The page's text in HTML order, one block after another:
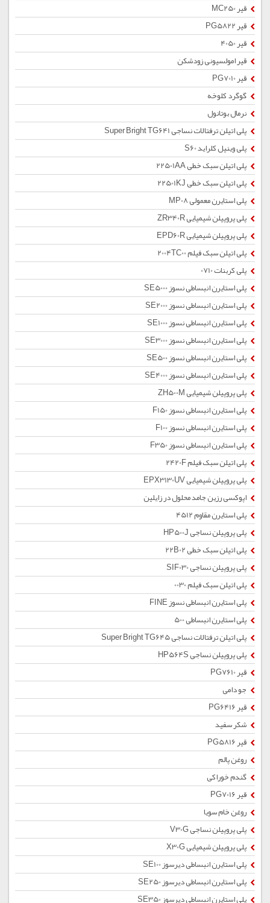
قیر MC250
قیر PG5822
قیر 4050
قیر امولسیونی زودشکن
قیر PG7010
گوگرد کلوخه
نرمال بوتانول
پلی اتیلن ترفتالات نساجی Super Bright TG641
پلی وینیل کلراید S60
پلی اتیلن سبک خطی 22501AA
پلی اتیلن سبک خطی 22501KJ
پلی استایرن معمولی MP08
پلی پروپیلن شیمیایی ZR340R
پلی پروپیلن شیمیایی EPD60R
پلی اتیلن سبک فیلم 2004TC00
پلی کربنات 0710
پلی استایرن انبساطی نسوز SE5000
پلی استایرن انبساطی نسوز SE2000
پلی استایرن انبساطی نسوز SE1000
پلی استایرن انبساطی نسوز SE3000
پلی استایرن انبساطی نسوز SE500
پلی استایرن انبساطی نسوز SE4000
پلی پروپیلن شیمیایی ZH500M
پلی استایرن انبساطی نسوز F150
پلی استایرن انبساطی نسوز F100
پلی استایرن انبساطی نسوز F350
پلی اتیلن سبک فیلم 2420F
پلی پروپیلن شیمیایی EPX3130UV
اپوکسی رزین جامد محلول در زایلین
پلی استایرن مقاوم 4512
پلی پروپیلن نساجی HP500J
پلی اتیلن سبک خطی 22B02
پلی پروپیلن نساجی SIF030
پلی اتیلن سبک فیلم 0030
پلی استایرن انبساطی نسوز FINE
پلی استایرن انبساطی 500
پلی اتیلن ترفتالات نساجی Super Bright TG645
پلی پروپیلن نساجی HP564S
قیر PG7610
جو دامی
قیر PG6416
شکر سفید
قیر PG5816
روغن پالم
گندم خوراکی
قیر PG7016
روغن خام سویا
پلی پروپیلن نساجی V30G
پلی پروپیلن شیمیایی X30G
پلی استایرن انبساطی دیرسوز SE100
پلی استایرن انبساطی دیرسوز SE250
پلی استایرن انبساطی دیرسوز SE350